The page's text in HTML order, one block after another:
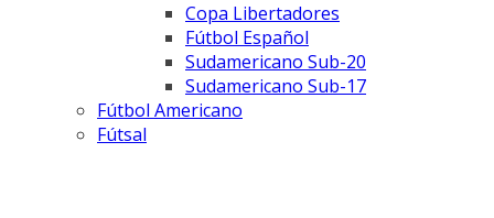
Copa Libertadores
Fútbol Español
Sudamericano Sub-20
Sudamericano Sub-17
Fútbol Americano
Fútsal